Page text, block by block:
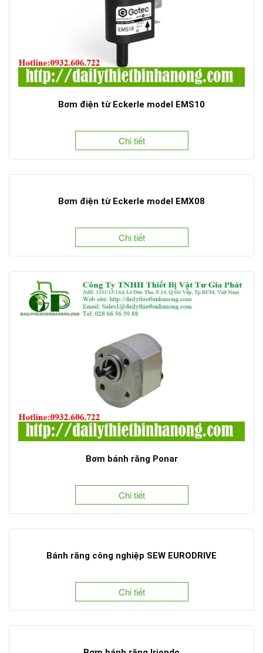
Bơm điện từ Eckerle model EMS10
Chi tiết
Bơm điện từ Eckerle model EMX08
Chi tiết
Bơm bánh răng Ponar
Chi tiết
Bánh răng công nghiệp SEW EURODRIVE
Chi tiết